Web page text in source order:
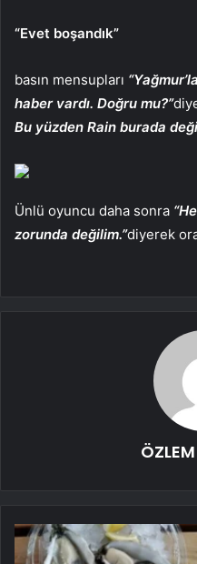
“Evet boşandık”
basın mensupları
haber vardı. Doğru mu?”
Bu yüzden Rain burada
Ünlü oyuncu daha sonra
zorunda değilim.”diyerek